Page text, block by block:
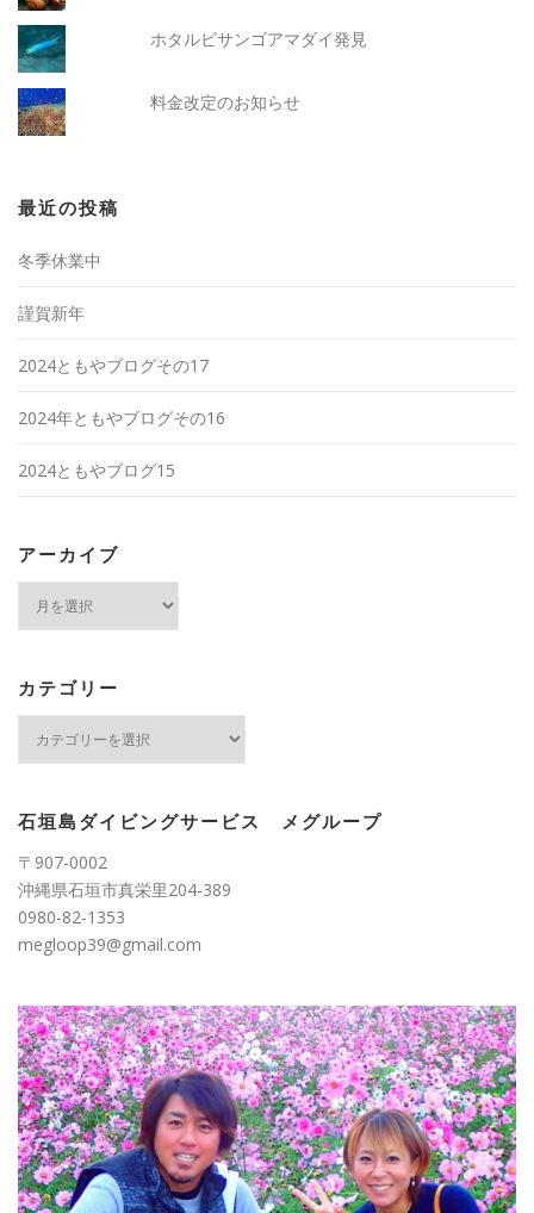
ホタルビサンゴアマダイ発見
料金改定のお知らせ
最近の投稿
冬季休業中
謹賀新年
2024ともやブログその17
2024年ともやブログその16
2024ともやブログ15
アーカイブ
ブ
カテゴリー
ー
石垣島ダイビングサービス メグループ
〒907-0002
沖縄県石垣市真栄里204-389
0980-82-1353
megloop39@gmail.com